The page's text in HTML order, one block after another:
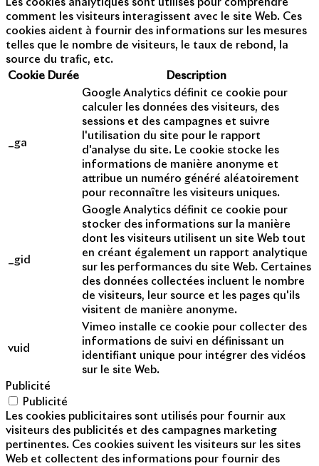
Les cookies analytiques sont utilisés pour comprendre
comment les visiteurs interagissent avec le site Web. Ces
cookies aident à fournir des informations sur les mesures
telles que le nombre de visiteurs, le taux de rebond, la
source du trafic, etc.
Cookie Durée Description
_ga
Google Analytics définit ce cookie pour
calculer les données des visiteurs, des
sessions et des campagnes et suivre
l'utilisation du site pour le rapport
d'analyse du site. Le cookie stocke les
informations de manière anonyme et
attribue un numéro généré aléatoirement
pour reconnaître les visiteurs uniques.
_gid
Google Analytics définit ce cookie pour
stocker des informations sur la manière
dont les visiteurs utilisent un site Web tout
en créant également un rapport analytique
sur les performances du site Web. Certaines
des données collectées incluent le nombre
de visiteurs, leur source et les pages qu'ils
visitent de manière anonyme.
vuid
Vimeo installe ce cookie pour collecter des
informations de suivi en définissant un
identifiant unique pour intégrer des vidéos
sur le site Web.
Publicité
Publicité
Les cookies publicitaires sont utilisés pour fournir aux
visiteurs des publicités et des campagnes marketing
pertinentes. Ces cookies suivent les visiteurs sur les sites
Web et collectent des informations pour fournir des